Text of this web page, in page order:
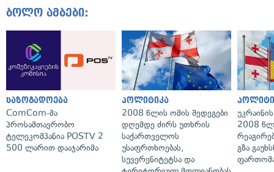
ბოლო ამბები:
საზოგადოება
ComCom-მა
პროსამთავრობო
ტელეკომპანია POSTV 2
500 ლარით დააჯარიმა
პოლიტიკა
2008 წლის ომის შედეგები
დღემდე ძირს უთხრის
საქართველოს
უსაფრთხოებას,
სუვერენიტეტსა და
2008
გზა